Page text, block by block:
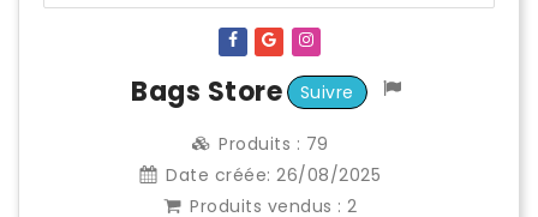
Bags Store Suivre
Produits : 79
Date créée:26/08/2025
Produits vendus : 2